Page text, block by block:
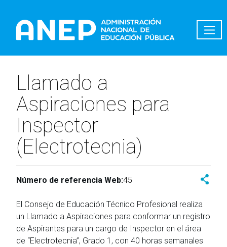
Llamado a
Aspiraciones para
Inspector
(Electrotecnia)
Número de referencia Web:45
El Consejo de Educación Técnico Profesional realiza
un Llamado a Aspiraciones para conformar un registro
de Aspirantes para un cargo de Inspector en el área
de “Electrotecnia”, Grado 1, con 40 horas semanales